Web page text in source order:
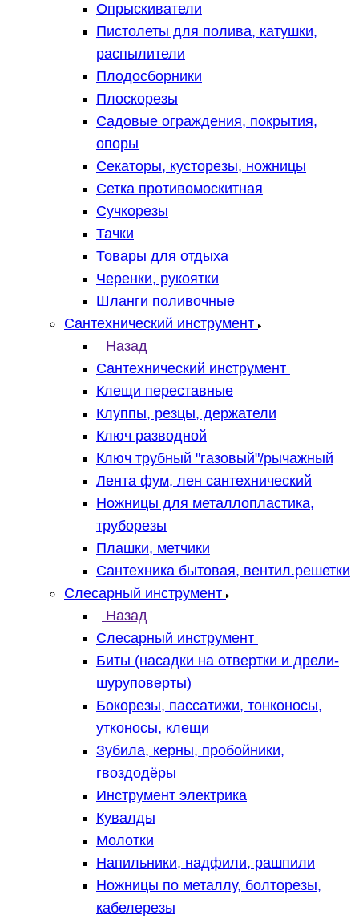
Опрыскиватели
Пистолеты для полива, катушки,
распылители
Плодосборники
Плоскорезы
Садовые ограждения, покрытия,
опоры
Секаторы, кусторезы, ножницы
Сетка противомоскитная
Сучкорезы
Тачки
Товары для отдыха
Черенки, рукоятки
Шланги поливочные
Сантехнический инструмент
Назад
Сантехнический инструмент
Клещи переставные
Клуппы, резцы, держатели
Ключ разводной
Ключ трубный "газовый"/рычажный
Лента фум, лен сантехнический
Ножницы для металлопластика,
труборезы
Плашки, метчики
Сантехника бытовая, вентил.решетки
Слесарный инструмент
Назад
Слесарный инструмент
Биты (насадки на отвертки и дрели-
шуруповерты)
Бокорезы, пассатижи, тонконосы,
утконосы, клещи
Зубила, керны, пробойники,
гвоздодёры
Инструмент электрика
Кувалды
Молотки
Напильники, надфили, рашпили
Ножницы по металлу, болторезы,
кабелерезы